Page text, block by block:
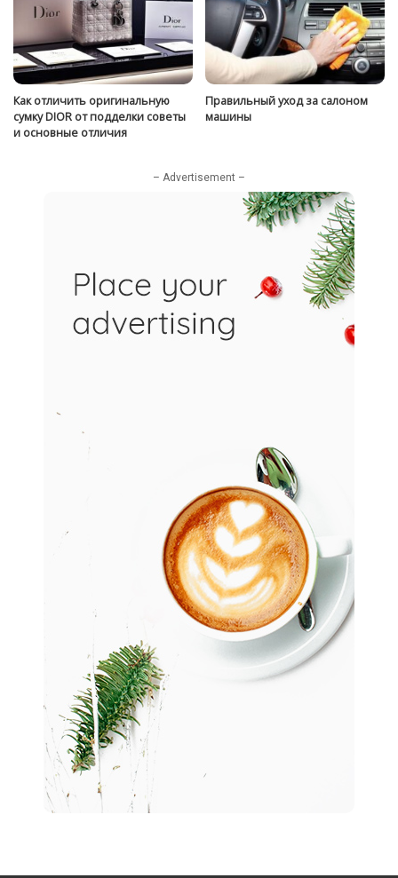
Как отличить оригинальную
сумку DIOR от подделки советы
и основные отличия
Правильный уход за салоном
машины
– Advertisement –